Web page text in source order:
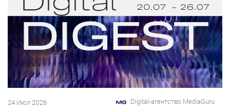
24 Июл 2026 Digital-агентство MediaGuru